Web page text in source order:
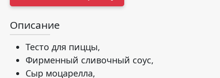
Описание
Тесто для пиццы,
Фирменный сливочный соус,
Сыр моцарелла,